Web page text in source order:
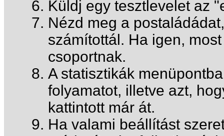
Küldj egy tesztlevelet az
Nézd meg a
számítottál. Ha igen,
csoportnak.
A statisztikák
folyamatot, illetve azt,
kattintott már át.
Ha valami beállítást